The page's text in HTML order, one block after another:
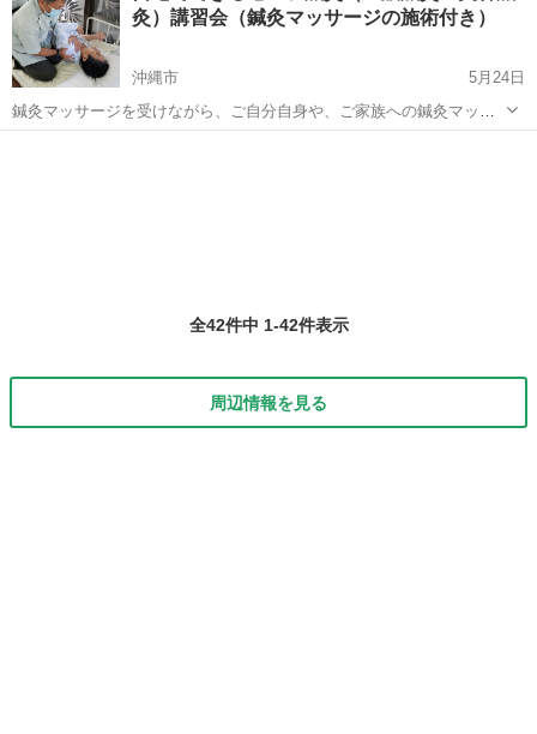
練が受けられます。 初回訓練相...
灸）講習会（鍼灸マッサージの施術付き）
沖縄市
5月24日
鍼灸マッサージを受けながら、ご自分自身や、ご家族への鍼灸マッサ
ージの方法をお教えいたします ハリ（鍼）やお灸（やーちゅー）は怖
全42件中 1-42件表示
周辺情報を見る